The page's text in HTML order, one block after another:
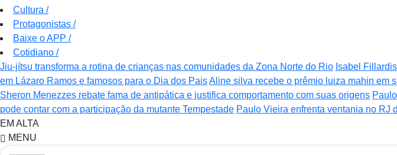
Cultura /
Protagonistas /
Baixe o APP /
Cotidiano /
Jiu-jítsu transforma a rotina de crianças nas comunidades da Zona Norte do Rio Isabel
em Lázaro Ramos e famosos para o Dia dos PaisAline silva recebe o prêmio luiza mahin em
Sheron Menezzes rebate fama de antipática e justifica comportamento com suas origens
pode contar com a participação da mutante Tempestade Paulo Vieira enfrenta ventania no RJ
EM ALTA
MENU